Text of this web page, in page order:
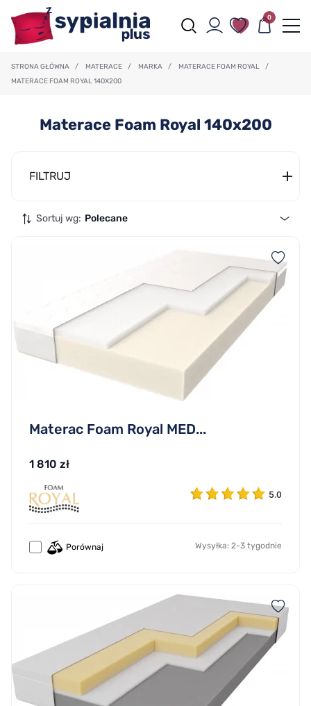
0
STRONA GŁÓWNA / MATERACE / MARKA / MATERACE FOAM ROYAL
/
MATERACE FOAM ROYAL 140X200
Materace Foam Royal 140x200
FILTRUJ
Sortuj wg: Polecane
Materac Foam Royal MED...
1 810 zł
5.0
Porównaj Wysyłka: 2-3 tygodnie